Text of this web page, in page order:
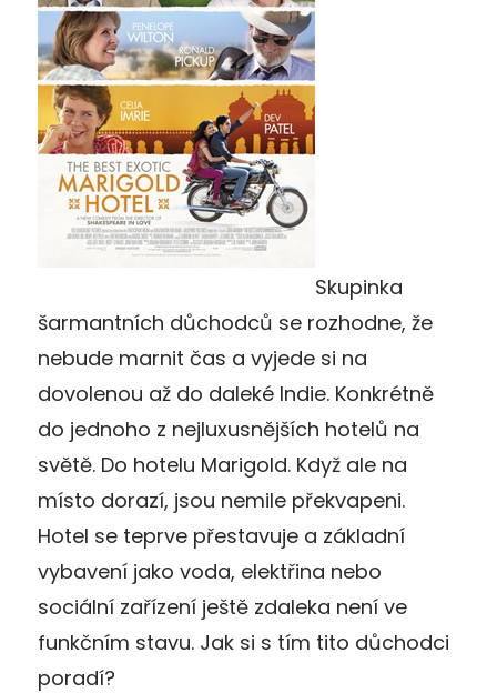
Skupinka
šarmantních důchodců se rozhodne, že
nebude marnit čas a vyjede si na
dovolenou až do daleké Indie. Konkrétně
do jednoho z nejluxusnějších hotelů na
světě. Do hotelu Marigold. Když ale na
místo dorazí, jsou nemile překvapeni.
Hotel se teprve přestavuje a základní
vybavení jako voda, elektřina nebo
sociální zařízení ještě zdaleka není ve
funkčním stavu. Jak si s tím tito důchodci
poradí?